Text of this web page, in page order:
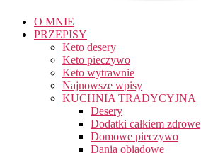
O MNIE
PRZEPISY
Keto desery
Keto pieczywo
Keto wytrawnie
Najnowsze wpisy
KUCHNIA TRADYCYJNA
Desery
Dodatki całkiem zdrowe
Domowe pieczywo
Dania obiadowe